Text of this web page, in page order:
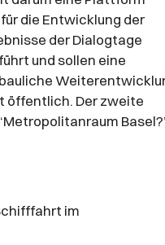
die Entwicklung der
der Dialogtage
und sollen eine
öffentlich. Der zweite
im